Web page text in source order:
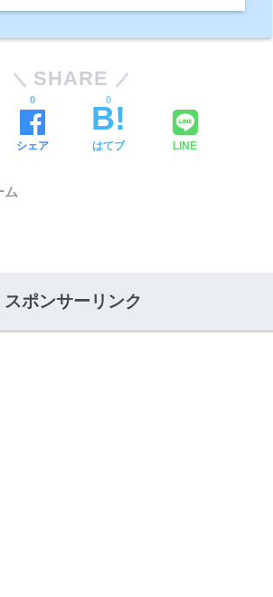
SHARE
シェア
0
はてブ
0
LINE
ム
スポンサーリンク